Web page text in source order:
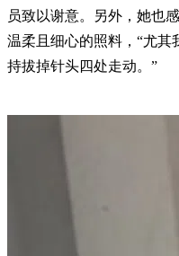
员致以谢意。另外，她也
温柔且细心的照料，“尤其
持拔掉针头四处走动。”